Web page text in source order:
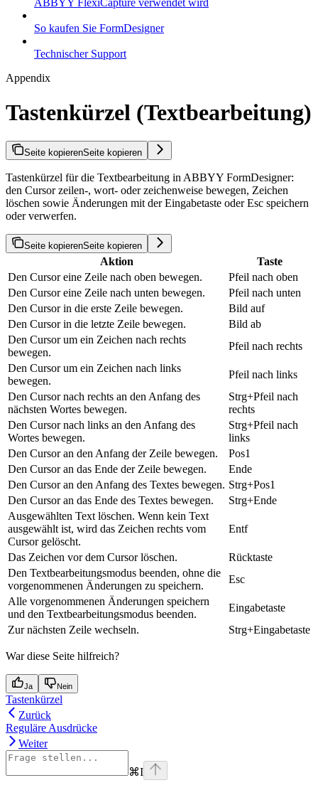
So kaufen Sie FormDesigner
Technischer Support
Appendix
Tastenkürzel (Textbearbeitung)
Seite kopierenSeite kopieren
Tastenkürzel für die Textbearbeitung in ABBYY FormDesigner:
den Cursor zeilen-, wort- oder zeichenweise bewegen, Zeichen
löschen sowie Änderungen mit der Eingabetaste oder Esc speichern
oder verwerfen.
Seite kopierenSeite kopieren
Aktion
Taste
Den Cursor eine Zeile nach oben bewegen.
Pfeil nach oben
Den Cursor eine Zeile nach unten bewegen.
Pfeil nach unten
Den Cursor in die erste Zeile bewegen.
Bild auf
Den Cursor in die letzte Zeile bewegen.
Bild ab
Den Cursor um ein Zeichen nach rechts
bewegen.
Pfeil nach rechts
Den Cursor um ein Zeichen nach links
bewegen.
Pfeil nach links
Den Cursor nach rechts an den Anfang des
nächsten Wortes bewegen.
Strg+Pfeil nach
rechts
Den Cursor nach links an den Anfang des
Wortes bewegen.
Strg+Pfeil nach
links
Den Cursor an den Anfang der Zeile bewegen.
Pos1
Den Cursor an das Ende der Zeile bewegen.
Ende
Den Cursor an den Anfang des Textes bewegen. Strg+Pos1
Den Cursor an das Ende des Textes bewegen.
Strg+Ende
Ausgewählten Text löschen. Wenn kein Text
ausgewählt ist, wird das Zeichen rechts vom
Cursor gelöscht.
Entf
Das Zeichen vor dem Cursor löschen.
Rücktaste
Den Textbearbeitungsmodus beenden, ohne die
vorgenommenen Änderungen zu speichern.
Esc
Alle vorgenommenen Änderungen speichern
und den Textbearbeitungsmodus beenden.
Eingabetaste
Zur nächsten Zeile wechseln.
Strg+Eingabetaste
War diese Seite hilfreich?
Ja Nein
Tastenkürzel
Zurück
Reguläre Ausdrücke
Weiter
⌘I